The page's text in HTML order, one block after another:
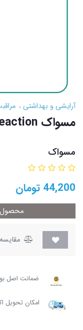
آرایشی و بهداشتی
مسواک reaction ریجوی با برس متوسط
مسواک
44,200 تومان
محصول
مقایسه
ضمانت اصل
امکان تحویل